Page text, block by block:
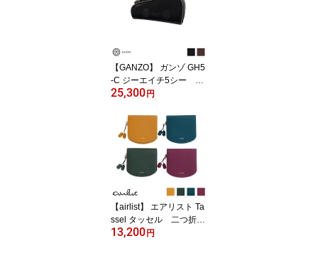
【GANZO】 ガンゾ GH5
-C ジーエイチ5シー キ
ーケース
25,300 円
【airlist】 エアリスト Ta
ssel タッセル 二つ折り
財布
13,200 円